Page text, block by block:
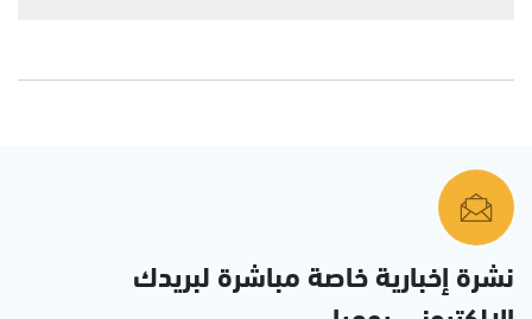
نشرة إخبارية خاصة مباشرة لبريدك